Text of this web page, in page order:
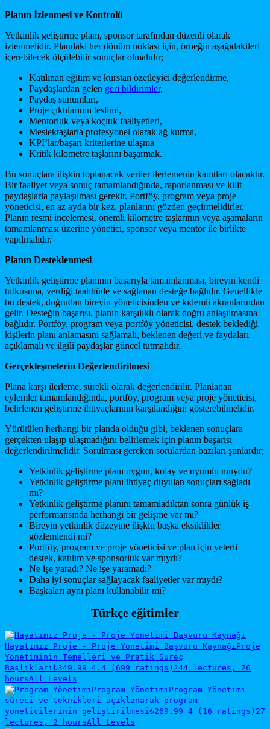
Planın İzlenmesi ve Kontrolü
Yetkinlik geliştirme planı, sponsor tarafından düzenli olarak
izlenmelidir. Plandaki her dönüm noktası için, örneğin aşağıdakileri
içerebilecek ölçülebilir sonuçlar olmalıdır;
Katılınan eğitim ve kurstan özetleyici değerlendirme,
Paydaşlardan gelen geri bildirimler,
Paydaş sunumları,
Proje çıktılarının teslimi,
Mentorluk veya koçluk faaliyetleri,
Meslektaşlarla profesyonel olarak ağ kurma,
KPI’lar/başarı kriterlerine ulaşma
Kritik kilometre taşlarını başarmak.
Bu sonuçlara ilişkin toplanacak veriler ilerlemenin kanıtları olacaktır.
Bir faaliyet veya sonuç tamamlandığında, raporlanması ve kilit
paydaşlarla paylaşılması gerekir. Portföy, program veya proje
yöneticisi, en az ayda bir kez, planlarını gözden geçirmelidirler.
Planın resmi incelemesi, önemli kilometre taşlarının veya aşamaların
tamamlanması üzerine yönetici, sponsor veya mentor ile birlikte
yapılmalıdır.
Planın Desteklenmesi
Yetkinlik geliştirme planının başarıyla tamamlanması, bireyin kendi
tutkusuna, verdiği taahhüde ve sağlanan desteğe bağlıdır. Genellikle
bu destek, doğrudan bireyin yöneticisinden ve kıdemli akranlarından
gelir. Desteğin başarısı, planın karşılıklı olarak doğru anlaşılmasına
bağlıdır. Portföy, program veya portföy yöneticisi, destek beklediği
kişilerin planı anlamasını sağlamalı, beklenen değeri ve faydaları
açıklamalı ve ilgili paydaşlar güncel tutmalıdır.
Gerçekleşmelerin Değerlendirilmesi
Plana karşı ilerleme, sürekli olarak değerlendirilir. Planlanan
eylemler tamamlandığında, portföy, program veya proje yöneticisi,
belirlenen geliştirme ihtiyaçlarının karşılandığını gösterebilmelidir.
Yürütülen herhangi bir planda olduğu gibi, beklenen sonuçlara
gerçekten ulaşıp ulaşmadığını belirlemek için planın başarısı
değerlendirilmelidir. Sorulması gereken sorulardan bazıları şunlardır;
Yetkinlik geliştirme planı uygun, kolay ve uyumlu muydu?
Yetkinlik geliştirme planı ihtiyaç duyulan sonuçları sağladı
mı?
Yetkinlik geliştirme planını tamamladıktan sonra günlük iş
performansında herhangi bir gelişme var mı?
Bireyin yetkinlik düzeyine ilişkin başka eksiklikler
gözlemlendi mi?
Portföy, program ve proje yöneticisi ve plan için yeterli
destek, katılım ve sponsorluk var mıydı?
Ne işe yaradı? Ne işe yaramadı?
Daha iyi sonuçlar sağlayacak faaliyetler var mıydı?
Başkaları aynı planı kullanabilir mi?
Türkçe eğitimler
Hayatımız Proje - Proje Yönetimi Başvuru Kaynağı Proje
Yönetiminin Temelleri ve Pratik Süreç
Başlıkları ₺349.99 4.4 (699 ratings) 244 lectures, 26
hoursAll Levels
Program Yönetimi Program Yönetimi
süreci ve teknikleri açıklanarak program
yöneticilerinin geliştirilmesi ₺269.99 4 (16 ratings) 27
lectures, 2 hoursAll Levels